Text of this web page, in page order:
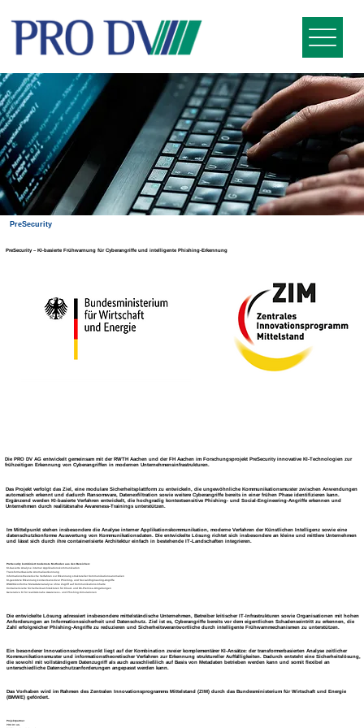
PreSecurity
PreSecurity – KI-basierte Frühwarnung für Cyberangriffe und intelligente Phishing-Erkennung
DiePRO DV AGentwickelt gemeinsam mit der RWTH Aachenund der FH Aachenim Forschungsprojekt PreSecurityinnovative KI-Technologien zur
frühzeitigen Erkennung von Cyberangriffen in modernen Unternehmensinfrastrukturen.
Das Projekt verfolgt das Ziel, eine modulare Sicherheitsplattform zu entwickeln, die ungewöhnliche Kommunikationsmuster zwischen Anwendungen
automatisch erkennt und dadurch Ransomware, Datenexfiltration sowie weitere Cyberangriffe bereits in einer frühen Phase identifizieren kann.
Ergänzend werden KI-basierte Verfahren entwickelt, die hochgradig kontextsensitive Phishing- und Social-Engineering-Angriffe erkennen und
Unternehmen durch realitätsnahe Awareness-Trainings unterstützen.
Im Mittelpunkt stehen insbesondere die Analyse interner Applikationskommunikation, moderne Verfahren der Künstlichen Intelligenz sowie eine
datenschutzkonforme Auswertung von Kommunikationsdaten. Die entwickelte Lösung richtet sich insbesondere an kleine und mittlere Unternehmen
und lässt sich durch ihre containerisierte Architektur einfach in bestehende IT-Landschaften integrieren.
PreSecurity kombiniert modernste Methoden aus den Bereichen:
KI-basierte Analyse interner Applikationskommunikation
Transformerbasierte Anomalieerkennung
Informationstheoretische Verfahren zur Erkennung struktureller Kommunikationsanomalien
KI-gestützte Erkennung kontextsensitiver Phishing- und Social-Engineering-Angriffe
DSGVO-konforme Metadatenanalyse ohne Zugriff auf Kommunikationsinhalte
Containerisierte Sicherheitsarchitekturen für Cloud- und On-Premise-Umgebungen
Generative KI für realitätsnahe Awareness- und Phishing-Simulationen
Die entwickelte Lösung adressiert insbesondere mittelständische Unternehmen, Betreiber kritischer IT-Infrastrukturen sowie Organisationen mit hohen
Anforderungen an Informationssicherheit und Datenschutz. Ziel ist es, Cyberangriffe bereits vor dem eigentlichen Schadenseintritt zu erkennen, die
Zahl erfolgreicher Phishing-Angriffe zu reduzieren und Sicherheitsverantwortliche durch intelligente Frühwarnmechanismen zu unterstützen.
Ein besonderer Innovationsschwerpunkt liegt auf der Kombination zweier komplementärer KI-Ansätze: der transformerbasierten Analyse zeitlicher
Kommunikationsmuster und informationstheoretischer Verfahren zur Erkennung struktureller Auffälligkeiten. Dadurch entsteht eine Sicherheitslösung,
die sowohl mit vollständigem Datenzugriff als auch ausschließlich auf Basis von Metadaten betrieben werden kann und somit flexibel an
unterschiedliche Datenschutzanforderungen angepasst werden kann.
Das Vorhaben wird im Rahmen desZentralen Innovationsprogramms Mittelstand (ZIM) durch das Bundesministerium für Wirtschaft und Energie
(BMWE) gefördert.
Projektpartner
PRO DV AG